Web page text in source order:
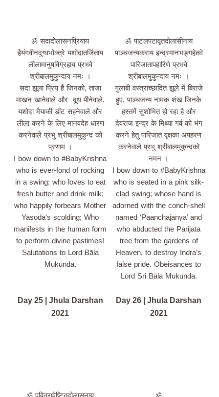
ॐ सदादोलासनप्रियाय
हैयंगवीनदुग्धभोक्त्रे यशोदातर्जिताय
लीलामानुषविग्रहाय प्रभवे
श्रीबालमुकुन्दाय नमः ।
सदा झूला प्रिय हैं जिनको, ताजा
माखन खानेवाले और दूध पीनेवाले,
यशोदा मैयाकी डाँट सहनेवाले और
लीला करने के लिए मानवदेह धारण
करनेवाले प्रभु श्रीबालमुकुन्द को
प्रणाम ।
I bow down to #BabyKrishna
who is ever-fond of rocking
in a swing; who loves to eat
fresh butter and drink milk;
who happily forbears Mother
Yasoda's scolding; Who
manifests in the human form
to perform divine pastimes!
Salutations to Lord Bāla
Mukunda.
ॐ पाटलपटावृतदोलासीनाय
पाञ्चजन्यकराय इन्द्रमानभङ्गहेतवे
पारिजातापहारिणे प्रभवे
श्रीबालमुकुन्दाय नमः ।
गुलाबी वस्त्राच्छादित झूले में बिराजे
हुए, पाञ्चजन्य नामक शंख जिनके
हस्तमें सुशोभित हो रहा है और
देवराज इन्द्र के मिथ्या गर्व को भंग
करने हेतु पारिजात वृक्षका अपहरण
करनेवाले प्रभु श्रीबालमुकुन्दको
नमन ।
I bow down to #BabyKrishna
who is seated in a pink silk-
clad swing; whose hand is
adorned with the conch-shell
named ‘Paanchajanya’ and
who abducted the Parijata
tree from the gardens of
Heaven, to destroy Indra’s
false pride. Obeisances to
Lord Sri Bāla Mukunda.
Day 25 | Jhula Darshan
2021
ॐ पवित्रावेष्टितदोलासनाय
Day 26 | Jhula Darshan
2021
ॐ